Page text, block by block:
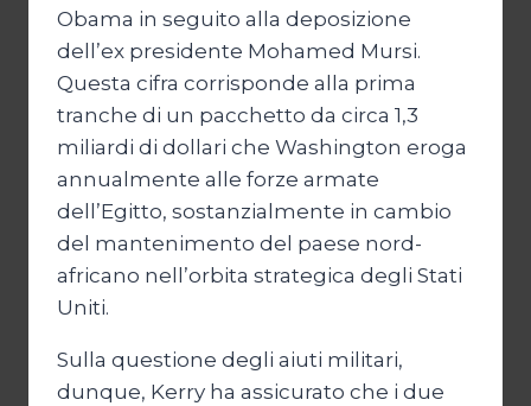
Obama in seguito alla deposizione
dell’ex presidente Mohamed Mursi.
Questa cifra corrisponde alla prima
tranche di un pacchetto da circa 1,3
miliardi di dollari che Washington eroga
annualmente alle forze armate
dell’Egitto, sostanzialmente in cambio
del mantenimento del paese nord-
africano nell’orbita strategica degli Stati
Uniti.
Sulla questione degli aiuti militari,
dunque, Kerry ha assicurato che i due